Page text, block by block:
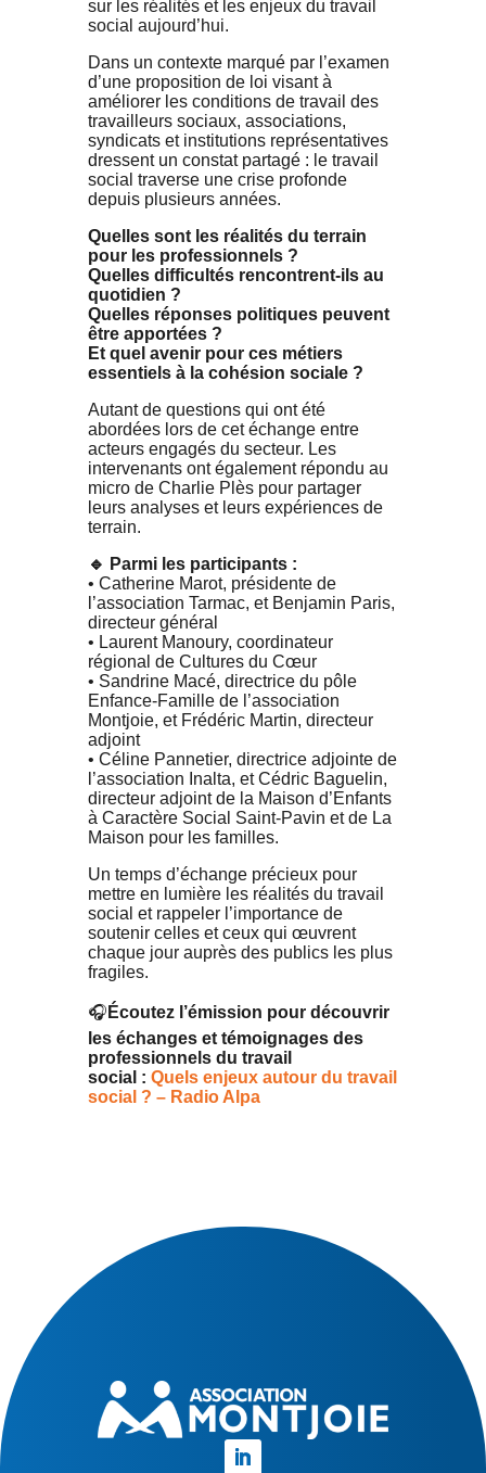
sur les réalités et les enjeux du travail
social aujourd’hui.
Dans un contexte marqué par l’examen
d’une proposition de loi visant à
améliorer les conditions de travail des
travailleurs sociaux, associations,
syndicats et institutions représentatives
dressent un constat partagé : le travail
social traverse une crise profonde
depuis plusieurs années.
Quelles sont les réalités du terrain
pour les professionnels ?
Quelles difficultés rencontrent-ils au
quotidien ?
Quelles réponses politiques peuvent
être apportées ?
Et quel avenir pour ces métiers
essentiels à la cohésion sociale ?
Autant de questions qui ont été
abordées lors de cet échange entre
acteurs engagés du secteur. Les
intervenants ont également répondu au
micro de Charlie Plès pour partager
leurs analyses et leurs expériences de
terrain.
🔹 Parmi les participants :
• Catherine Marot, présidente de
l’association Tarmac, et Benjamin Paris,
directeur général
• Laurent Manoury, coordinateur
régional de Cultures du Cœur
• Sandrine Macé, directrice du pôle
Enfance-Famille de l’association
Montjoie, et Frédéric Martin, directeur
adjoint
• Céline Pannetier, directrice adjointe de
l’association Inalta, et Cédric Baguelin,
directeur adjoint de la Maison d’Enfants
à Caractère Social Saint-Pavin et de La
Maison pour les familles.
Un temps d’échange précieux pour
mettre en lumière les réalités du travail
social et rappeler l’importance de
soutenir celles et ceux qui œuvrent
chaque jour auprès des publics les plus
fragiles.
🎧 Écoutez l’émission pour découvrir
les échanges et témoignages des
professionnels du travail
social : Quels enjeux autour du travail
social ? – Radio Alpa